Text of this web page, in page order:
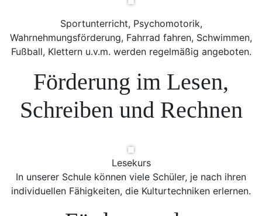
Sportunterricht, Psychomotorik,
Wahrnehmungsförderung, Fahrrad fahren, Schwimmen,
Fußball, Klettern u.v.m. werden regelmäßig angeboten.
Förderung im Lesen,
Schreiben und Rechnen
Lesekurs
In unserer Schule können viele Schüler, je nach ihren
individuellen Fähigkeiten, die Kulturtechniken erlernen.